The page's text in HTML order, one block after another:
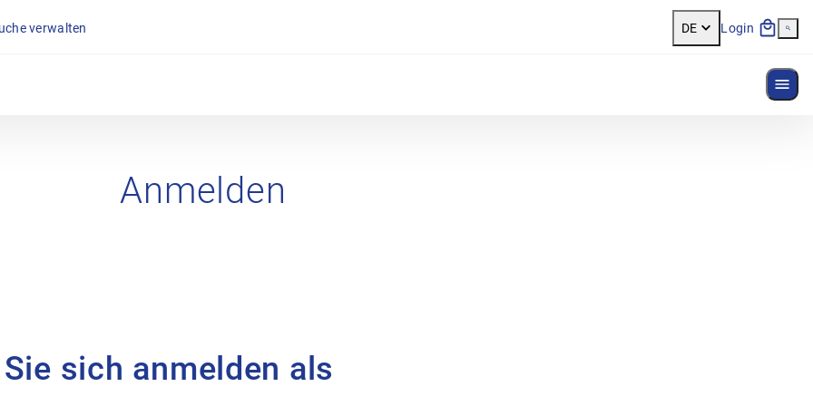
verwalten DE Login
Anmelden
sich anmelden als